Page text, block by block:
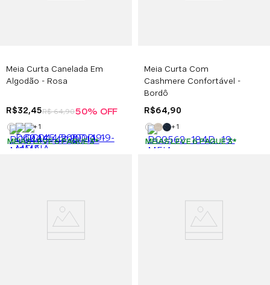
Meia Curta Canelada Em
Algodão - Rosa
R$32,45R$ 64,9050% OFF
+1
MEIAS LEVE 6 PAGUE 3*
Meia Curta Com
Cashmere Confortável -
Bordô
R$64,90
+1
MEIAS LEVE 6 PAGUE 3*